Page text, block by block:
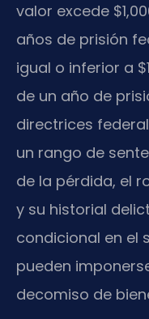
valor excede
años de prisión
igual o inferior a
de un año de
directrices
un rango de
de la pérdida, el
y su historial
condicional en el
pueden
decomiso de